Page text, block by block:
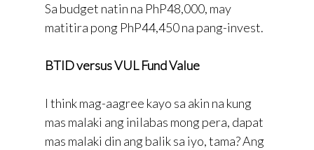
Sa budget natin na PhP48,000, may
matitira pong PhP44,450 na pang-invest.
BTID versus VUL Fund Value
I think mag-aagree kayo sa akin na kung
mas malaki ang inilabas mong pera, dapat
mas malaki din ang balik sa iyo, tama? Ang